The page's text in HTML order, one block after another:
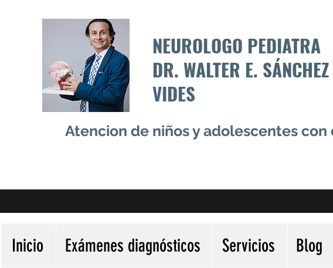
NEUROLOGO PEDIATRA
DR. WALTER E. SÁNCHEZ
VIDES
Atencion de niños y adolescentes
Inicio Exámenes diagnósticos Servicios Blog
Más acciones